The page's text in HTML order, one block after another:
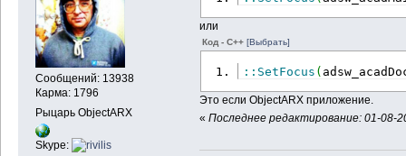
Сообщений: 13938
Карма: 1796
Рыцарь ObjectARX
Skype:
или
Код - C++ [Выбрать]
:: SetFocus (
Это если ObjectARX приложение.
« Последнее редактирование: 01-08-